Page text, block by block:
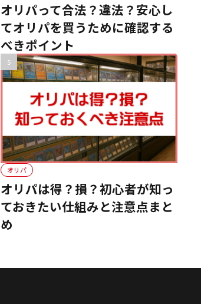
オリパって合法？違法？安心し
てオリパを買うために確認する
べきポイント
オリパ
オリパは得？損？初心者が知っ
ておきたい仕組みと注意点まと
め